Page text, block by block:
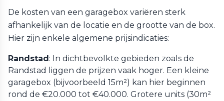
De kosten van een garagebox variëren sterk
afhankelijk van de locatie en de grootte van de box.
Hier zijn enkele algemene prijsindicaties:
Randstad: In dichtbevolkte gebieden zoals de
Randstad liggen de prijzen vaak hoger. Een kleine
garagebox (bijvoorbeeld 15m²) kan hier beginnen
rond de €20.000 tot €40.000. Grotere units (30m²